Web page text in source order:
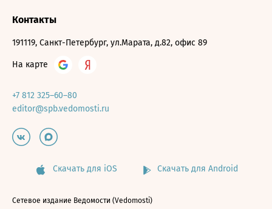
Контакты
191119, Санкт-Петербург, ул.Марата, д.82, офис 89
На карте
+7 812 325–60–80
editor@spb.vedomosti.ru
Скачать для iOS Скачать для Android
Сетевое издание Ведомости (Vedomosti)